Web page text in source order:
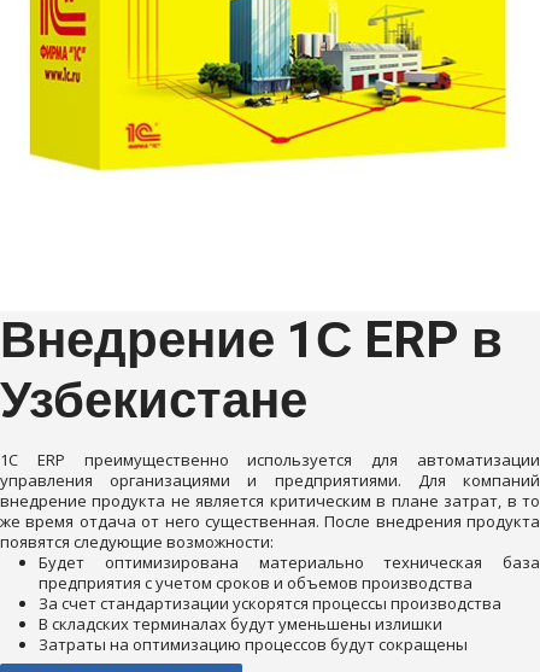
Внедрение 1С ERP в
Узбекистане
1С ERP преимущественно используется для автоматизации
управления организациями и предприятиями. Для компаний
внедрение продукта не является критическим в плане затрат, в то
же время отдача от него существенная. После внедрения продукта
появятся следующие возможности:
Будет оптимизирована материально техническая база
предприятия с учетом сроков и объемов производства
За счет стандартизации ускорятся процессы производства
В складских терминалах будут уменьшены излишки
Затраты на оптимизацию процессов будут сокращены